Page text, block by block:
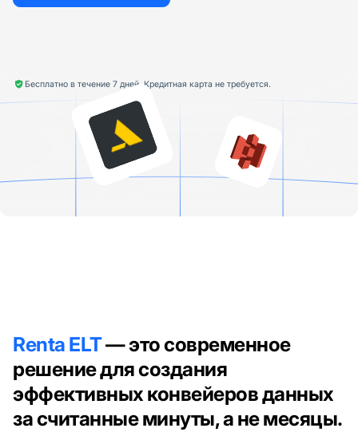
Бесплатно в течение 7 дней. Кредитная карта не требуется.
Renta ELT— это современное
решение для создания
эффективных конвейеров данных
за считанные минуты, а не месяцы.